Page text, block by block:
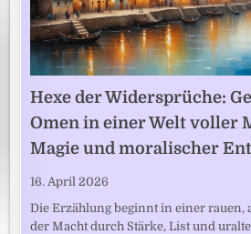
Hexe der Widersprüche:
Omen in einer Welt voller
Magie und moralischer
16. April 2026
Die Erzählung beginnt in einer rauen,
der Macht durch Stärke, List und